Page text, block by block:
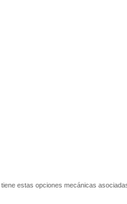
estas opciones mecánicas